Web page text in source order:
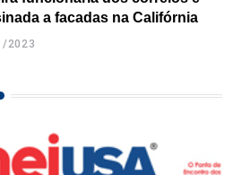
a facadas na Califórnia
2023